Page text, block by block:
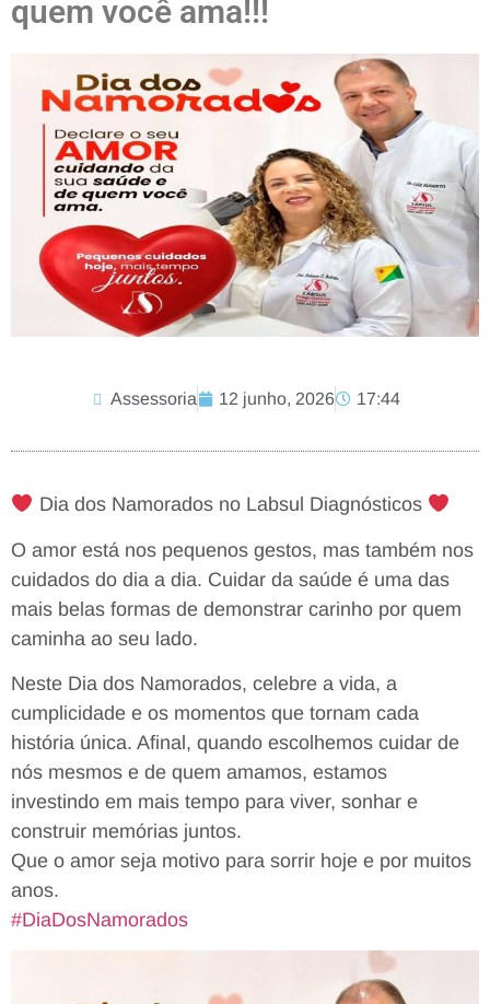
quem você ama!!!
Assessoria 12 junho, 2026 17:44
Dia dos Namorados no Labsul Diagnósticos
O amor está nos pequenos gestos, mas também nos
cuidados do dia a dia. Cuidar da saúde é uma das
mais belas formas de demonstrar carinho por quem
caminha ao seu lado.
Neste Dia dos Namorados, celebre a vida, a
cumplicidade e os momentos que tornam cada
história única. Afinal, quando escolhemos cuidar de
nós mesmos e de quem amamos, estamos
investindo em mais tempo para viver, sonhar e
construir memórias juntos.
Que o amor seja motivo para sorrir hoje e por muitos
anos.
#DiaDosNamorados